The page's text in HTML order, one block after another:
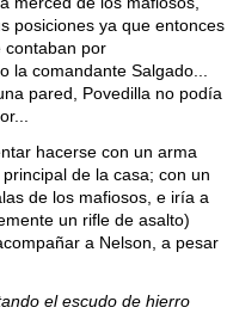
posiciones ya que entonces
contaban por
la comandante Salgado...
pared, Povedilla no podía
hacerse con un arma
de la casa; con un
de los mafiosos, e iría a
un rifle de asalto)
a Nelson, a pesar
el escudo de hierro